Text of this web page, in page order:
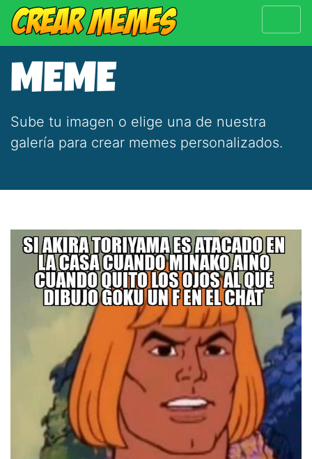
MEME
Sube tu imagen o elige una de nuestra
galería para crear memes personalizados.